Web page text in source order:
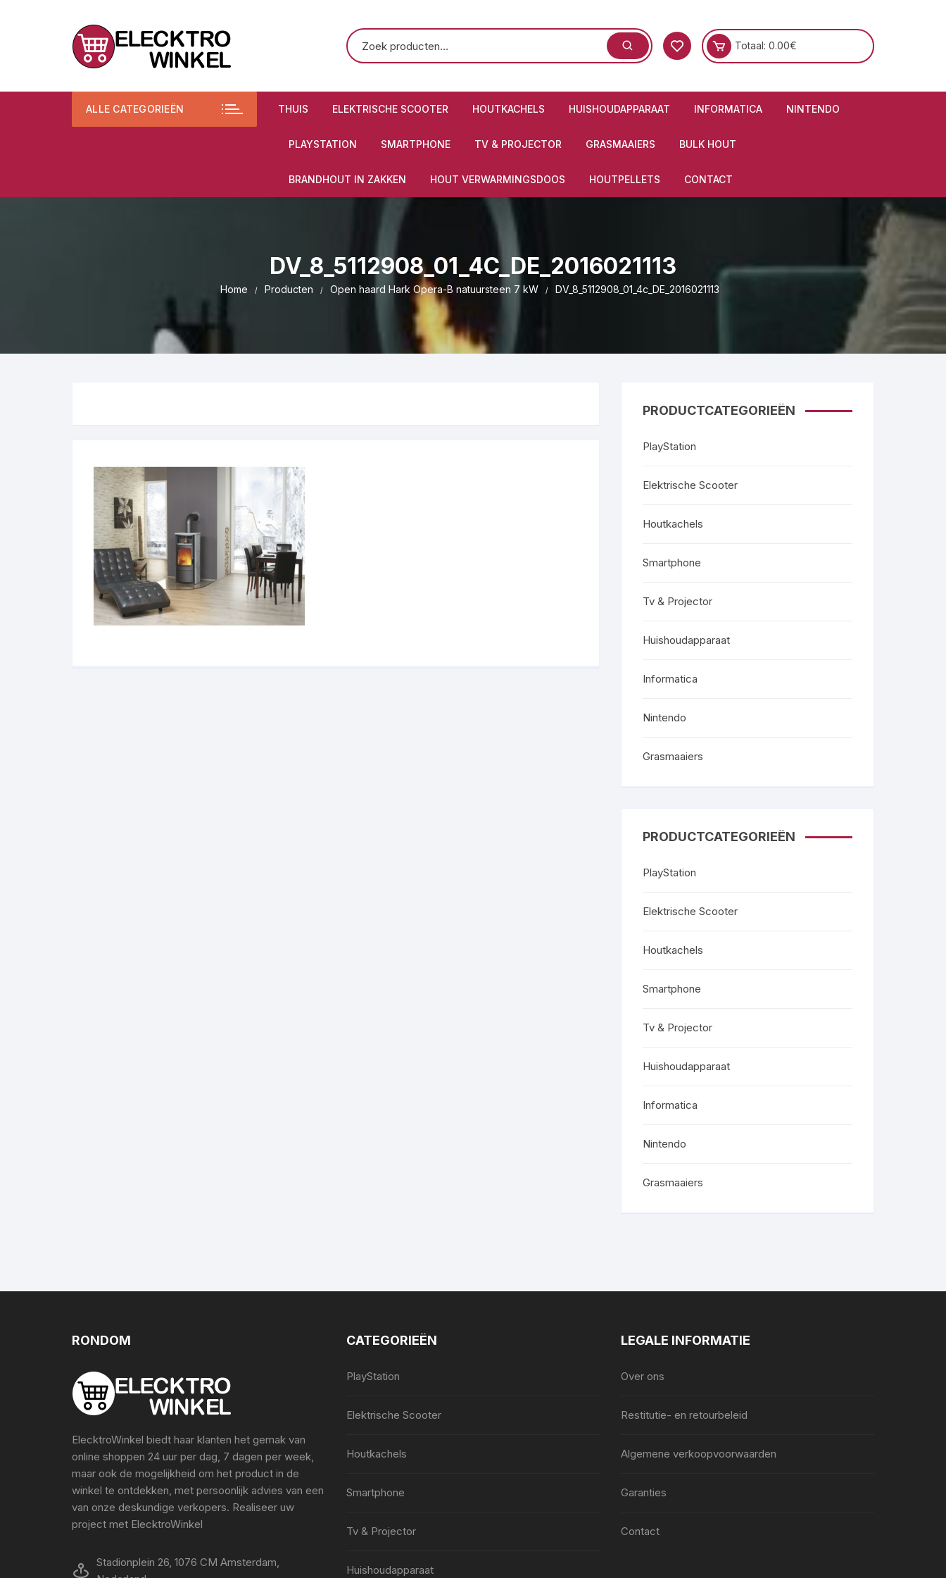
Totaal: 0.00€
ALLE CATEGORIEËN THUIS ELEKTRISCHE SCOOTER HOUTKACHELS HUISHOUDAPPARAAT INFORMATICA NINTENDO
PLAYSTATION SMARTPHONE TV & PROJECTOR GRASMAAIERS BULK HOUT
BRANDHOUT IN ZAKKEN HOUT VERWARMINGSDOOS HOUTPELLETS CONTACT
DV_8_5112908_01_4C_DE_2016021113
Home Producten Open haard Hark Opera-B natuursteen 7 kW DV_8_5112908_01_4c_DE_2016021113
PRODUCTCATEGORIEËN
PlayStation
Elektrische Scooter
Houtkachels
Smartphone
Tv & Projector
Huishoudapparaat
Informatica
Nintendo
Grasmaaiers
PRODUCTCATEGORIEËN
PlayStation
Elektrische Scooter
Houtkachels
Smartphone
Tv & Projector
Huishoudapparaat
Informatica
Nintendo
Grasmaaiers
RONDOM
ElecktroWinkel biedt haar klanten het gemak van
online shoppen 24 uur per dag, 7 dagen per week,
maar ook de mogelijkheid om het product in de
winkel te ontdekken, met persoonlijk advies van een
van onze deskundige verkopers. Realiseer uw
project met ElecktroWinkel
Stadionplein 26, 1076 CM Amsterdam,
CATEGORIEËN
PlayStation
Elektrische Scooter
Houtkachels
Smartphone
Tv & Projector
Huishoudapparaat
LEGALE INFORMATIE
Over ons
Restitutie- en retourbeleid
Algemene verkoopvoorwaarden
Garanties
Contact